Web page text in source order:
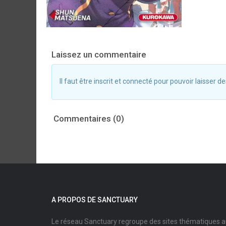
Laissez un commentaire
Il faut être inscrit et connecté pour pouvoir laisser
Commentaires (0)
A PROPOS DE SANCTUARY
Le réseau Sanctuary regroupe des sites thématiques